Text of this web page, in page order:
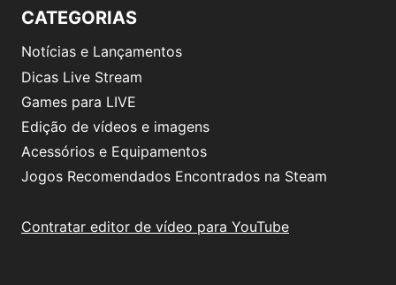
CATEGORIAS
Notícias e Lançamentos
Dicas Live Stream
Games para LIVE
Edição de vídeos e imagens
Acessórios e Equipamentos
Jogos Recomendados Encontrados na Steam
Contratar editor de vídeo para YouTube